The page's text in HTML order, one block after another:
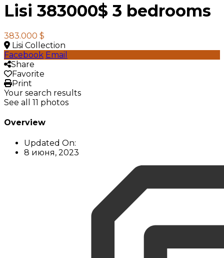
Lisi 383000$ 3 bedrooms
383.000 $
Lisi Collection
Facebook Email
Share
Favorite
Print
Your search results
See all 11 photos
Overview
Updated On:
8 июня, 2023